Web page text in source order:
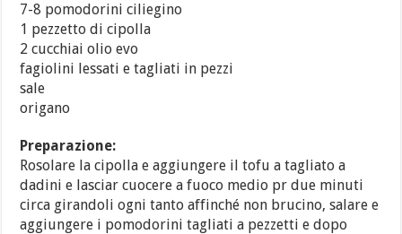
7-8 pomodorini ciliegino
1 pezzetto di cipolla
2 cucchiai olio evo
fagiolini lessati e tagliati in pezzi
sale
origano
Preparazione:
Rosolare la cipolla e aggiungere il tofu a tagliato a
dadini e lasciar cuocere a fuoco medio pr due minuti
circa girandoli ogni tanto affinché non brucino, salare e
aggiungere i pomodorini tagliati a pezzetti e dopo